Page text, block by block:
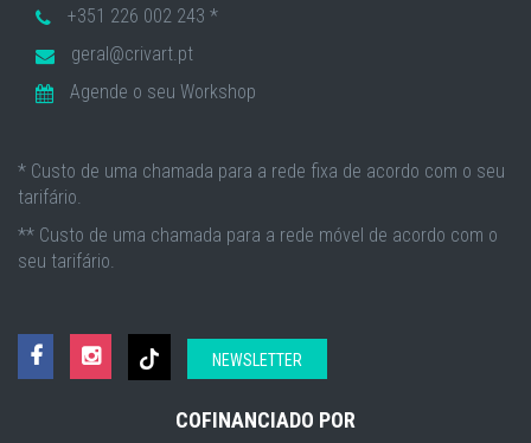
+351 226 002 243 *
geral@crivart.pt
Agende o seu Workshop
* Custo de uma chamada para a rede fixa de acordo com o seu
tarifário.
** Custo de uma chamada para a rede móvel de acordo com o
seu tarifário.
NEWSLETTER
COFINANCIADO POR